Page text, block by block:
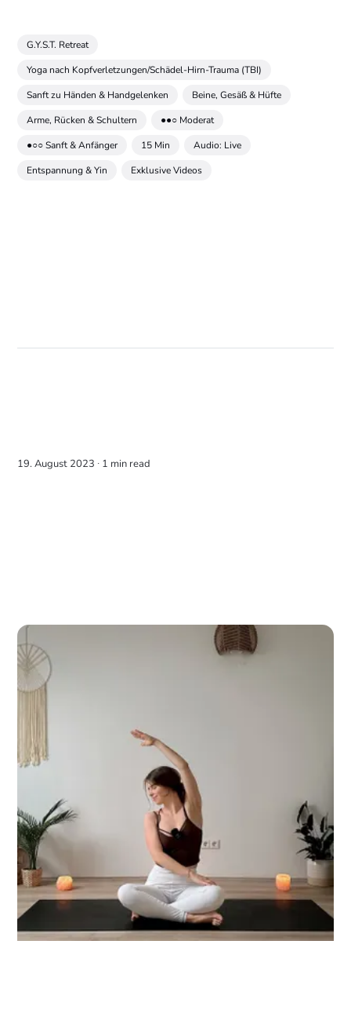
G.Y.S.T. Retreat
Yoga nach Kopfverletzungen/Schädel-Hirn-Trauma (TBI)
Sanft zu Händen & Handgelenken
Beine, Gesäß & Hüfte
Arme, Rücken & Schultern
●●○ Moderat
●○○ Sanft & Anfänger
15 Min
Audio: Live
Entspannung & Yin
Exklusive Videos
19. August 2023 ∙ 1 min read